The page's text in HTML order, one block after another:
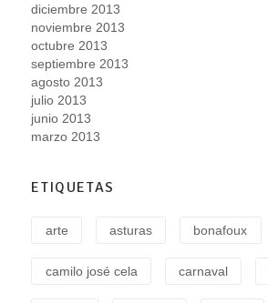
diciembre 2013
noviembre 2013
octubre 2013
septiembre 2013
agosto 2013
julio 2013
junio 2013
marzo 2013
ETIQUETAS
arte asturas bonafoux
camilo josé cela carnaval